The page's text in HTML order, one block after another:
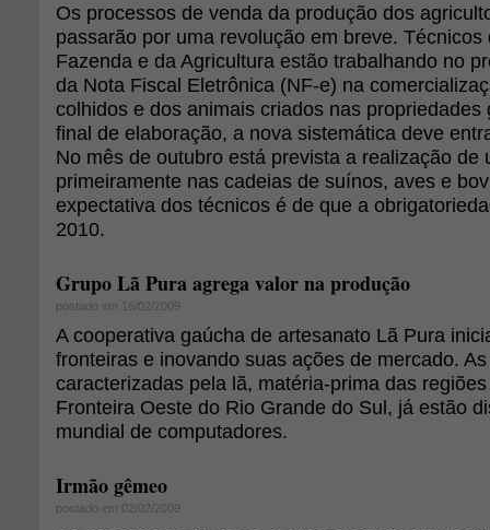
Os processos de venda da produção dos
passarão por uma revolução em breve.
Fazenda e da Agricultura estão trabalhando no
da Nota Fiscal Eletrônica (NF-e) na
colhidos e dos animais criados nas propriedades
final de elaboração, a nova sistemática deve
No mês de outubro está prevista a realização de
primeiramente nas cadeias de suínos, aves e
expectativa dos técnicos é de que a
2010.
Grupo Lã Pura agrega valor na produção
postado em 16/02/2009
A cooperativa gaúcha de artesanato Lã Pura
fronteiras e inovando suas ações de mercado.
caracterizadas pela lã, matéria-prima das
Fronteira Oeste do Rio Grande do Sul, já estão
mundial de computadores.
Irmão gêmeo
postado em 02/02/2009